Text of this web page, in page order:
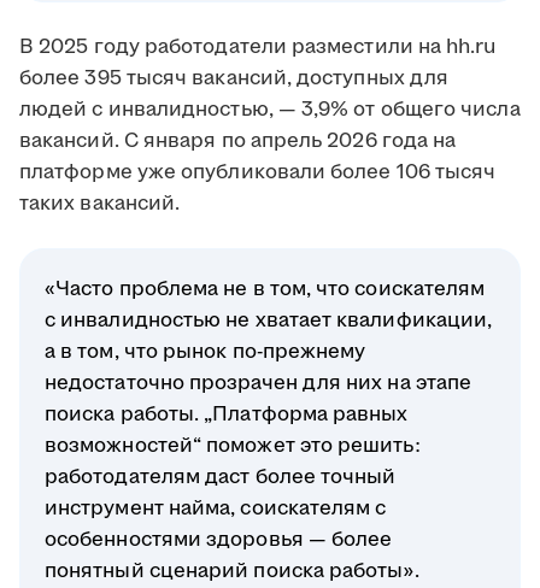
В 2025 году работодатели разместили на hh.ru
более 395 тысяч вакансий, доступных для
людей с инвалидностью, — 3,9% от общего числа
вакансий. С января по апрель 2026 года на
платформе уже опубликовали более 106 тысяч
таких вакансий.
«Часто проблема не в том, что соискателям
с инвалидностью не хватает квалификации,
а в том, что рынок по-прежнему
недостаточно прозрачен для них на этапе
поиска работы. „Платформа равных
возможностей“ поможет это решить:
работодателям даст более точный
инструмент найма, соискателям с
особенностями здоровья — более
понятный сценарий поиска работы».